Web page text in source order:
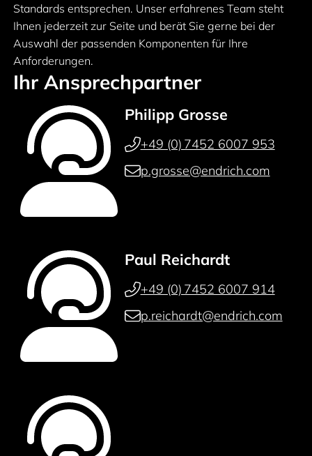
Standards entsprechen. Unser erfahrenes Team steht
Ihnen jederzeit zur Seite und berät Sie gerne bei der
Auswahl der passenden Komponenten für Ihre
Anforderungen.
Ihr Ansprechpartner
Philipp Grosse
+49 (0) 7452 6007 953
p.grosse@endrich.com
Paul Reichardt
+49 (0) 7452 6007 914
p.reichardt@endrich.com